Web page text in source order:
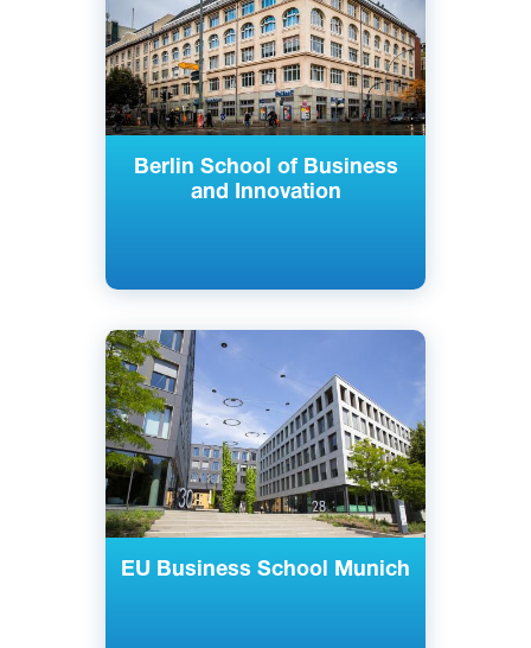
Berlin School of Business
and Innovation
EU Business School Munich
Английский
Мюнхен, Германия
Частный